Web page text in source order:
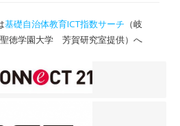
基礎自治体教育ICT指数サーチ （岐
徳学園大学 芳賀研究室提供）へ